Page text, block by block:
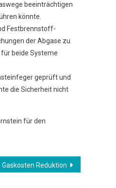
beeinträchtigen
könnte​.
Festbrennstoff-
der Abgase zu
beide Systeme
geprüft und
die Sicherheit nicht
für den
Gaskosten Reduktion